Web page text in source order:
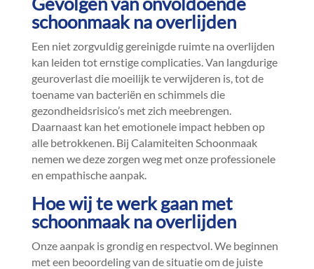
schoonmaak na overlijden
Een niet zorgvuldig gereinigde ruimte na overlijden
kan leiden tot ernstige complicaties.​ Van langdurige
geuroverlast die moeilijk te verwijderen is, tot de
toename van bacteriën en schimmels die
gezondheidsrisico’s met zich meebrengen.​
Daarnaast kan het emotionele impact hebben op
alle betrokkenen.​ Bij Calamiteiten Schoonmaak
nemen we deze zorgen weg met onze professionele
en empathische aanpak.​
Hoe wij te werk gaan met
schoonmaak na overlijden
Onze aanpak is grondig en respectvol.​ We beginnen
met een beoordeling van de situatie om de juiste